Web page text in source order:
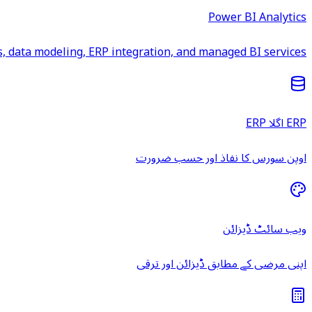
Power BI Analytics
data modeling, ERP integration, and managed BI services.
ERP اگلا ERP
اوپن سورس کا نفاذ اور حسب ضرورت
ویب سائٹ ڈیزائن
اپنی مرضی کے مطابق ڈیزائن اور ترقی